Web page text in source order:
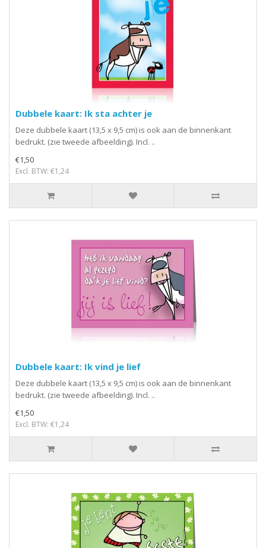
Dubbele kaart: Ik sta achter je
Deze dubbele kaart (13,5 x 9,5 cm) is ook aan de binnenkant
bedrukt. (zie tweede afbeelding). Incl. ..
€1,50
Excl. BTW: €1,24
Dubbele kaart: Ik vind je lief
Deze dubbele kaart (13,5 x 9,5 cm) is ook aan de binnenkant
bedrukt. (zie tweede afbeelding). Incl. ..
€1,50
Excl. BTW: €1,24